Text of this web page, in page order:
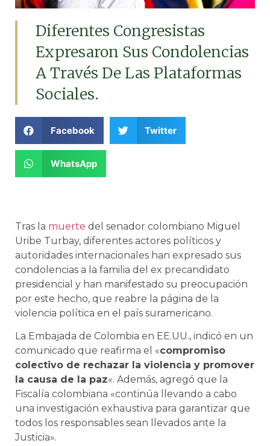
Diferentes Congresistas
Expresaron Sus Condolencias
A Través De Las Plataformas
Sociales.
Facebook Twitter
WhatsApp
Tras la muerte del senador colombiano Miguel
Uribe Turbay, diferentes actores políticos y
autoridades internacionales han expresado sus
condolencias a la familia del ex precandidato
presidencial y han manifestado su preocupación
por este hecho, que reabre la página de la
violencia política en el país suramericano.
La Embajada de Colombia en EE.UU., indicó en un
comunicado que reafirma el «compromiso
colectivo de rechazar la violencia y promover
la causa de la paz«. Además, agregó que la
Fiscalía colombiana «continúa llevando a cabo
una investigación exhaustiva para garantizar que
todos los responsables sean llevados ante la
Justicia».